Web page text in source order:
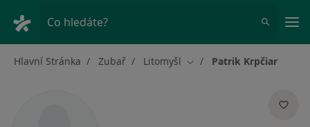
Co hledáte?
Hlavní Stránka Zubař Litomyšl Změna města
Patrik Krpčiar